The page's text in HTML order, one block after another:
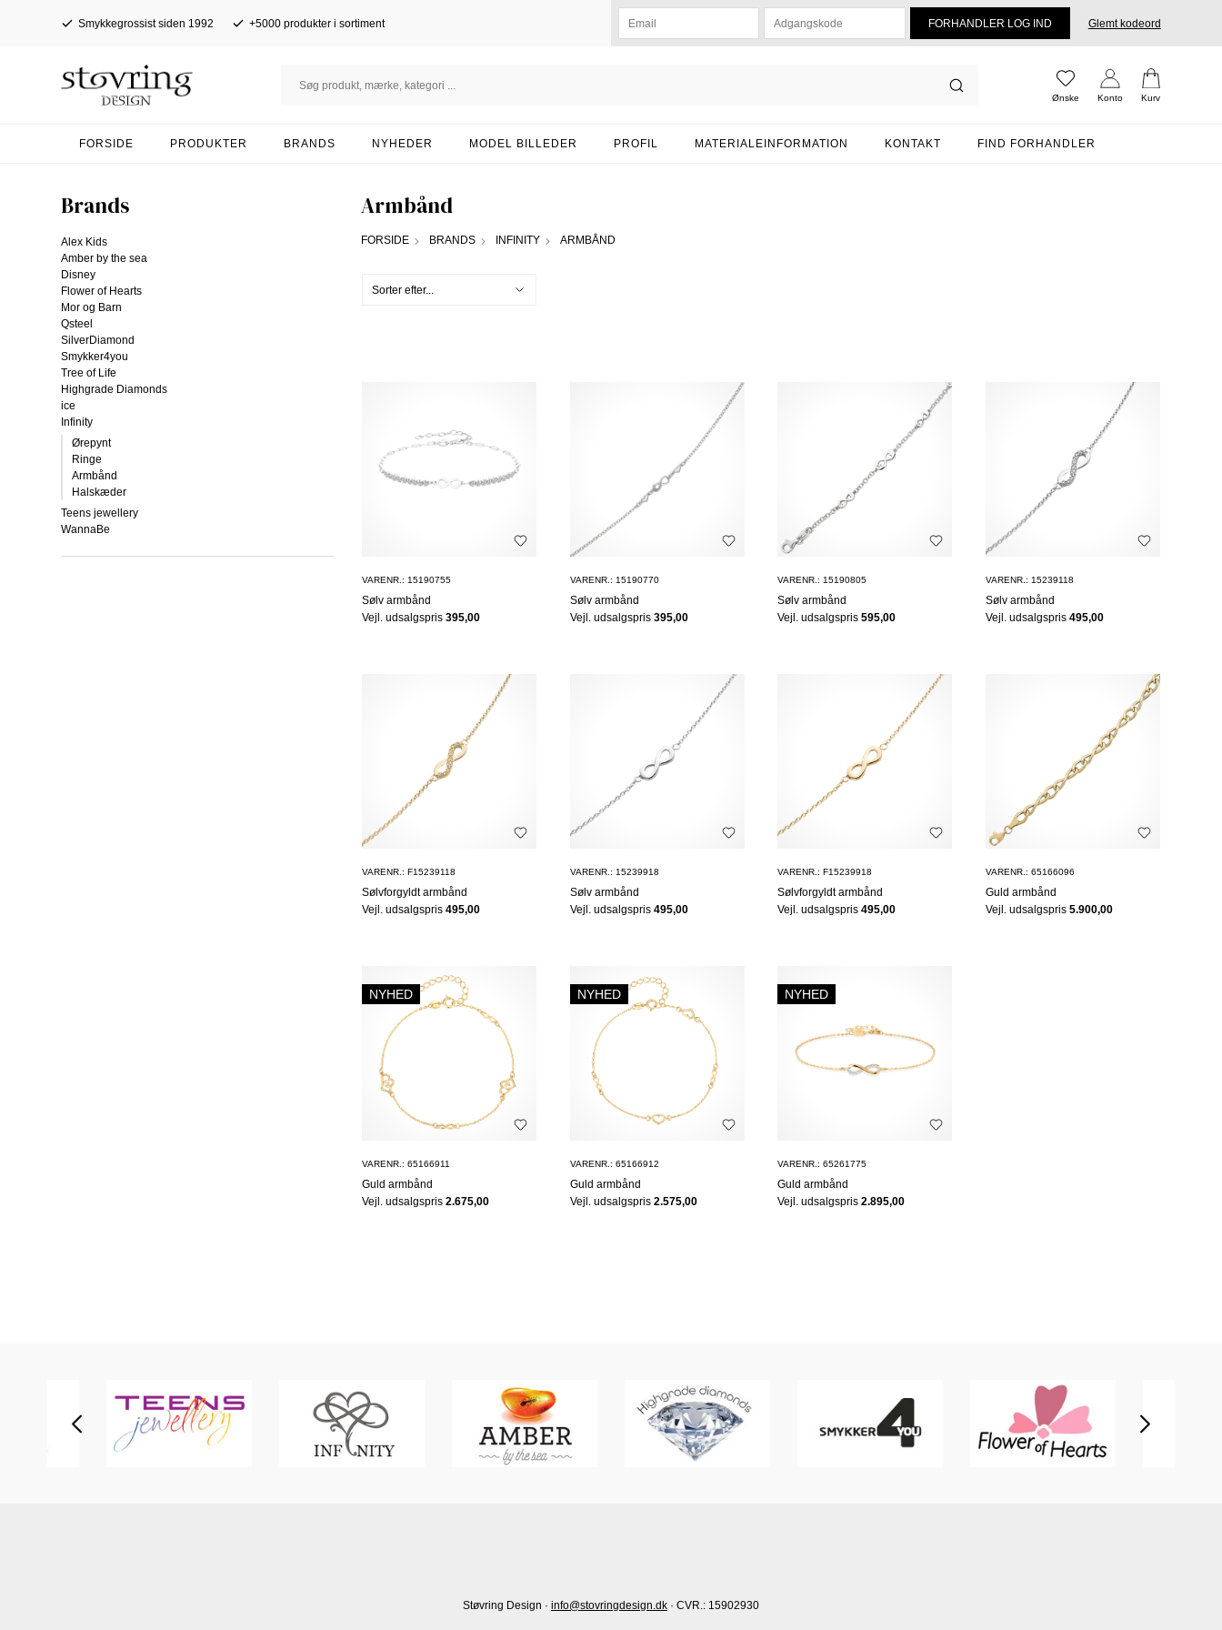
Smykkegrossist siden 1992 +5000 produkter i sortiment Glemt kodeord
Ønske Konto Kurv
FORSIDE PRODUKTER BRANDS NYHEDER MODEL BILLEDER PROFIL MATERIALEINFORMATION KONTAKT FIND FORHANDLER
Brands
Alex Kids
Amber by the sea
Disney
Flower of Hearts
Mor og Barn
Qsteel
SilverDiamond
Smykker4you
Tree of Life
Highgrade Diamonds
ice
Infinity
Ørepynt
Ringe
Armbånd
Halskæder
Teens jewellery
WannaBe
Armbånd
FORSIDE BRANDS INFINITY ARMBÅND
VARENR.: 15190755
Sølv armbånd
Vejl. udsalgspris 395,00
VARENR.: 15190770
Sølv armbånd
Vejl. udsalgspris 395,00
VARENR.: 15190805
Sølv armbånd
Vejl. udsalgspris595,00
VARENR.: 15239118
Sølv armbånd
Vejl. udsalgspris 495,00
VARENR.: F15239118
Sølvforgyldt armbånd
Vejl. udsalgspris 495,00
VARENR.: 15239918
Sølv armbånd
Vejl. udsalgspris 495,00
VARENR.: F15239918
Sølvforgyldt armbånd
Vejl. udsalgspris495,00
VARENR.: 65166096
Guld armbånd
Vejl. udsalgspris 5.900,00
NYHED
VARENR.: 65166911
Guld armbånd
Vejl. udsalgspris 2.675,00
NYHED
VARENR.: 65166912
Guld armbånd
Vejl. udsalgspris 2.575,00
NYHED
VARENR.: 65261775
Guld armbånd
Vejl. udsalgspris2.895,00
Støvring Design · info@stovringdesign.dk · CVR.: 15902930